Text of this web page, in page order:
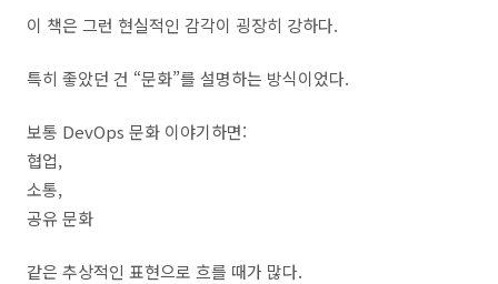
이 책은 그런 현실적인 감각이 굉장히 강하다.
특히 좋았던 건 “문화”를 설명하는 방식이었다.
보통 DevOps 문화 이야기하면:
협업,
소통,
공유 문화
같은 추상적인 표현으로 흐를 때가 많다.